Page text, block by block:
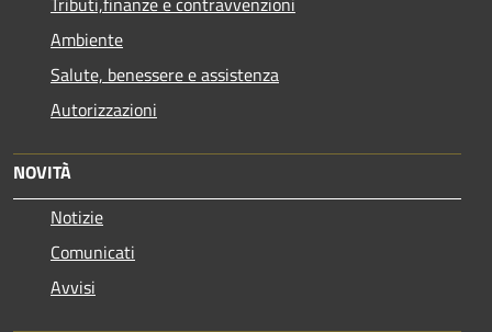
Ambiente
Salute, benessere e assistenza
Autorizzazioni
NOVITÀ
Notizie
Comunicati
Avvisi